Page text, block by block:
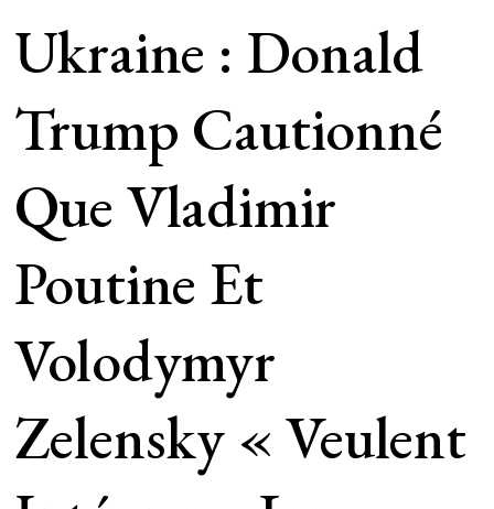
Ukraine : Donald
Trump Cautionné
Que Vladimir
Poutine Et
Volodymyr
Zelensky « Veulent